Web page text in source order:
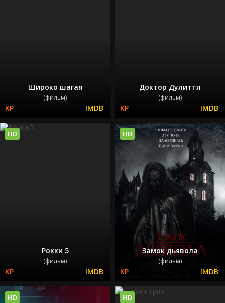
Широко шагая
(фильм)
Доктор Дулиттл
(фильм)
Рокки 5
(фильм)
HD
Замок дьявола
(фильм)
HD
HD HD